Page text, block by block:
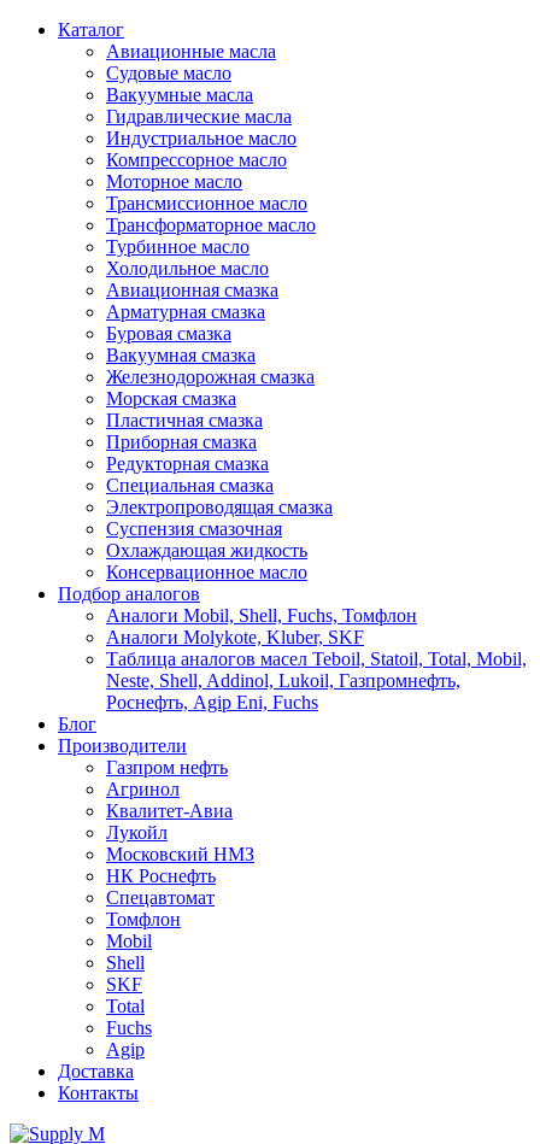
Каталог
Авиационные масла
Судовые масло
Вакуумные масла
Гидравлические масла
Индустриальное масло
Компрессорное масло
Моторное масло
Трансмиссионное масло
Трансформаторное масло
Турбинное масло
Холодильное масло
Авиационная смазка
Арматурная смазка
Буровая смазка
Вакуумная смазка
Железнодорожная смазка
Морская смазка
Пластичная смазка
Приборная смазка
Редукторная смазка
Специальная смазка
Электропроводящая смазка
Суспензия смазочная
Охлаждающая жидкость
Консервационное масло
Подбор аналогов
Аналоги Mobil, Shell, Fuchs, Томфлон
Аналоги Molykote, Kluber, SKF
Таблица аналогов масел Teboil, Statoil, Total, Mobil,
Neste, Shell, Addinol, Lukoil, Газпромнефть,
Роснефть, Agip Eni, Fuchs
Блог
Производители
Газпром нефть
Агринол
Квалитет-Авиа
Лукойл
Московский НМЗ
НК Роснефть
Спецавтомат
Томфлон
Mobil
Shell
SKF
Total
Fuchs
Agip
Доставка
Контакты